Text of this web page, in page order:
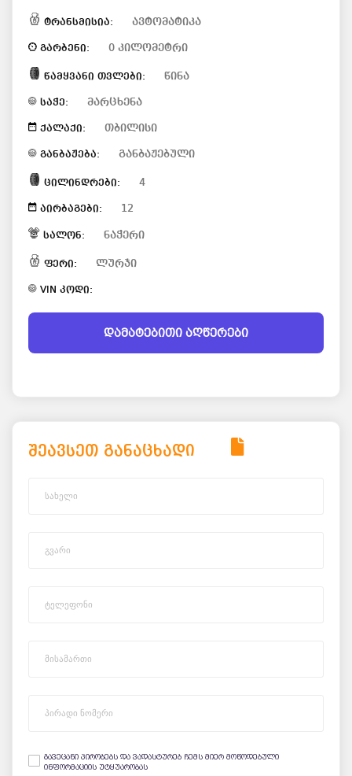
ტრანსმისია: ავტომატიკა
გარბენი: 0 კილომეტრი
წამყვანი თვლები: წინა
საჭე: მარცხენა
ქალაქი: თბილისი
განბაჟება: განბაჟებული
ცილინდრები: 4
აირბაგები: 12
სალონ: ნაჭერი
ფერი: ლურჯი
VIN კოდი:
დამატებითი აღწერები
შეავსეთ განაცხადი
გავეცანი პირობებს და ვადასტურებ ჩემს მიერ მოწოდებული
ინფორმაციის უტყუარობას